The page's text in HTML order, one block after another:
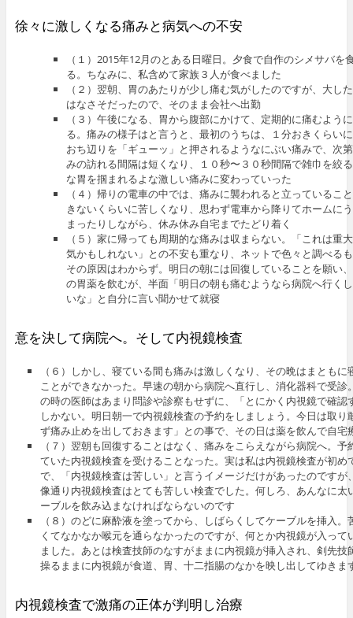
徐々に激しくなる痛みと病気への不安
（１）2015年12月のとある日曜日。夕食で自作のシメサバを
る。ちなみに、私含めて家族３人が食べました
（２）翌朝、胃のあたりが少し痛む気がしたのですが、大し
はなさそだったので、そのまま会社へ出勤
（３）午後になる、胃から腹部にかけて、定期的に痛むよう
る。痛みの様子はと言うと、最初のうちは、１分おきくらい
おち辺りを「ギューッ」と押されるようなにぶい痛みで、次
みの訪れる間隔は短くなり、１０秒〜３０秒間隔で雑巾を絞
な胃を掴まれるよな激しい痛みに変わっていった
（４）帰りの電車の中では、痛みに襲われると立っているこ
きないくらいに苦しくなり、思わず電車から降りてホームに
まったりしながら、休み休み自宅までたどり着く
（５）家に帰っても周期的な痛みは収まらない。「これは重
気かもしれない」との不安も重なり、ネットで色々と調べる
その原因はわからず。明日の朝には回復していることを願い
の胃薬を飲むが、半面「明日の朝も痛むようなら病院へ行く
いな」と自分に言い聞かせて就寝
意を決して病院へ。そして内視鏡検査
（６）しかし、寝ている間も痛みは激しくなり、その晩はまともに
ことができなかった。早速の朝から病院へ直行し、消化器科で受診
の時の医師はあまり問診や診察もせずに、「とにかく内視鏡で確認
しかない。明日朝一で内視鏡検査の予約をしましょう。今日は取り
ず痛み止めを出しておきます」との事で、その日は薬を飲んで自宅
（７）翌朝も回復することはなく、痛みをこらえながら病院へ。予
ていた内視鏡検査を受けることなった。実は私は内視鏡検査が初め
で、「内視鏡検査は苦しい」と言うイメージだけがあったのですが
像通り内視鏡検査はとても苦しい検査でした。何しろ、あんなに太
ーブルを飲み込まなければならないのです
（８）のどに麻酔液を塗ってから、しばらくしてケーブルを挿入。
くてなかなか喉元を通らなかったのですが、何とか内視鏡が入って
ました。あとは検査技師のなすがままに内視鏡が挿入され、剣先技
操るままに内視鏡が食道、胃、十二指腸のなかを映し出してゆきま
内視鏡検査で激痛の正体が判明し治療